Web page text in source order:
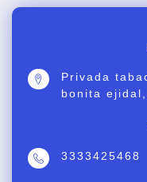
Privada
bonita
3333425468